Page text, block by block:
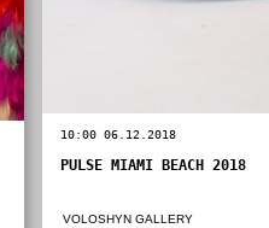
10:00 06.12.2018
PULSE MIAMI BEACH 2018
VOLOSHYN GALLERY